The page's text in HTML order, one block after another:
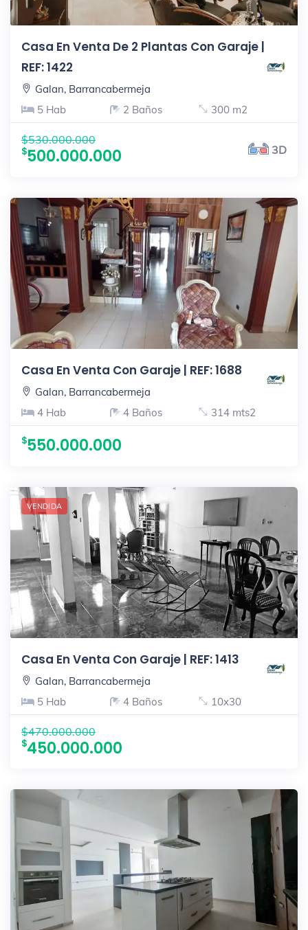
Casa En Venta De 2 Plantas Con Garaje |
REF: 1422
Galan, Barrancabermeja
5 Hab
2 Baños 300 m2
$530.000.000
500.000.000 3D
Casa En Venta Con Garaje | REF: 1688
Galan, Barrancabermeja
4 Hab
4 Baños 314 mts2
550.000.000
VENDIDA
Casa En Venta Con Garaje | REF: 1413
Galan, Barrancabermeja
5 Hab
4 Baños 10x30
$470.000.000
450.000.000